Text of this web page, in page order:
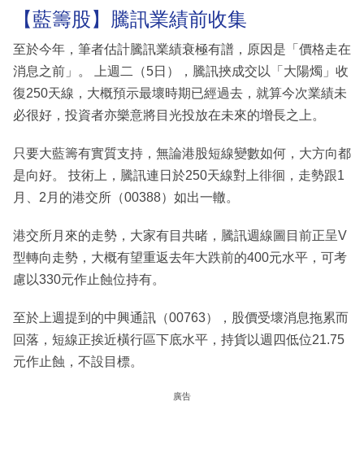
【藍籌股】騰訊業績前收集
至於今年，筆者估計騰訊業績衰極有譜，原因是「價格走在
消息之前」。 上週二（5日），騰訊挾成交以「大陽燭」收
復250天線，大概預示最壞時期已經過去，就算今次業績未
必很好，投資者亦樂意將目光投放在未來的增長之上。
只要大藍籌有實質支持，無論港股短線變數如何，大方向都
是向好。 技術上，騰訊連日於250天線對上徘徊，走勢跟1
月、2月的港交所（00388）如出一轍。
港交所月來的走勢，大家有目共睹，騰訊週線圖目前正呈V
型轉向走勢，大概有望重返去年大跌前的400元水平，可考
慮以330元作止蝕位持有。
至於上週提到的中興通訊（00763），股價受壞消息拖累而
回落，短線正挨近橫行區下底水平，持貨以週四低位21.75
元作止蝕，不設目標。
廣告